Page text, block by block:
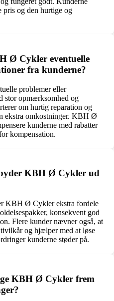
pris og den hurtige og
Ø Cykler eventuelle
fra kunderne?
problemer eller
stor opmærksomhed og
om hurtig reparation og
ekstra omkostninger. KBH Ø
kunderne med rabatter
kompensation.
KBH Ø Cykler ud
KBH Ø Cykler ekstra fordele
konsekvent god
Flere kunder nævner også, at
og hjælper med at løse
kunderne støder på.
KBH Ø Cykler frem